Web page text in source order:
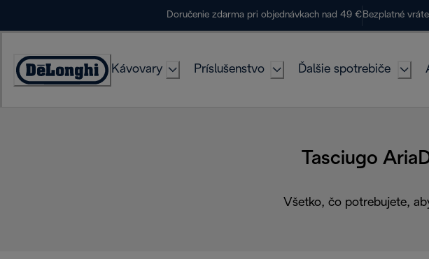
Doručenie zdarma pri objednávkach nad 49 € Bezplatné
Accessibility
Kávovary Príslušenstvo Ďalšie spotrebiče
Tasciugo
Všetko, čo potrebujete,